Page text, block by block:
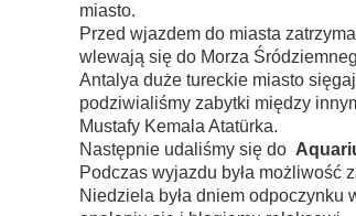
miasto.
Przed wjazdem do miasta
wlewają się do Morza
Antalya duże tureckie miasto
podziwialiśmy zabytki między
Mustafy Kemala Atatürka.
Następnie udaliśmy się do
Podczas wyjazdu była możliwość
Niedziela była dniem odpoczynku